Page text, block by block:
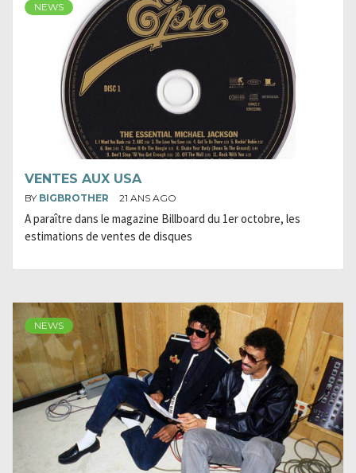
NEWS
VENTES AUX USA
BY BIGBROTHER 21 ANS AGO
A paraître dans le magazine Billboard du 1er octobre, les
estimations de ventes de disques
NEWS